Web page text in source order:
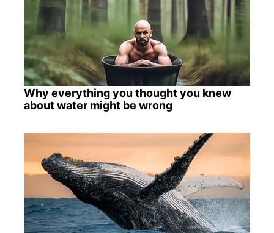
Why everything you thought you knew
about water might be wrong